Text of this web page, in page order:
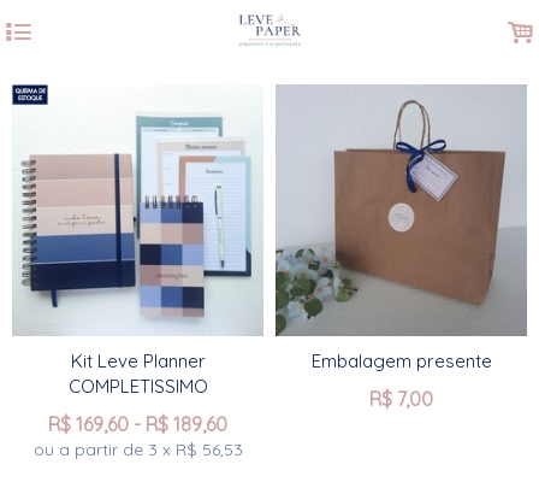
4 .
Kit Leve Planner
COMPLETISSIMO
R$ 169,60 - R$ 189,60
ou a partir de 3 x R$ 56,53
Embalagem presente
R$ 7,00